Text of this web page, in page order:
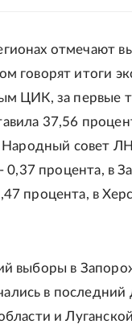
отмечают
говорят итоги
ЦИК, за первые
37,56
Народный совет
0,37 процента, в
процента, в
выборы в
в последний
и